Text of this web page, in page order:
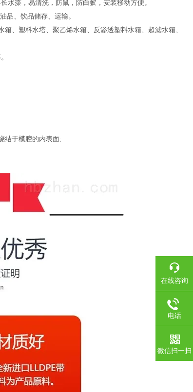
水藻，易清洗，防鼠，防白蚁，安装移动方便。
品、饮品储存、运输。
、塑料水塔、聚乙烯水箱、反渗透塑料水箱、超滤水箱、
结于模腔的内表面;
在线咨询
电话
微信扫一扫